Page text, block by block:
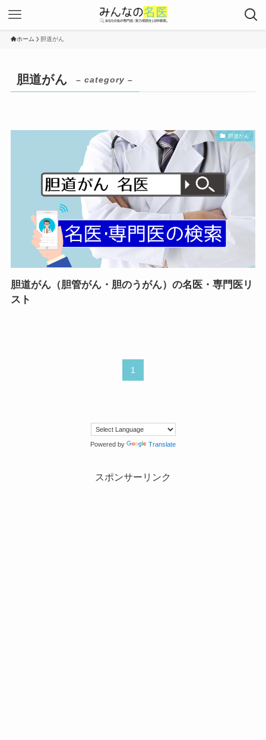
ホーム 胆道がん
胆道がん – category –
胆道がん
胆道がん（胆管がん・胆のうがん）の名医・専門医リ
スト
1
Powered by Translate
スポンサーリンク